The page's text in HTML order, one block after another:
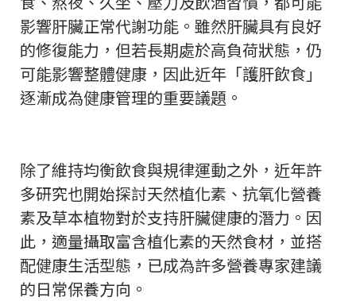
影響肝臟正常代謝功能。雖然肝臟具有良好
的修復能力，但若長期處於高負荷狀態，仍
可能影響整體健康，因此近年「護肝飲食」
逐漸成為健康管理的重要議題。
除了維持均衡飲食與規律運動之外，近年許
多研究也開始探討天然植化素、抗氧化營養
素及草本植物對於支持肝臟健康的潛力。因
此，適量攝取富含植化素的天然食材，並搭
配健康生活型態，已成為許多營養專家建議
的日常保養方向。